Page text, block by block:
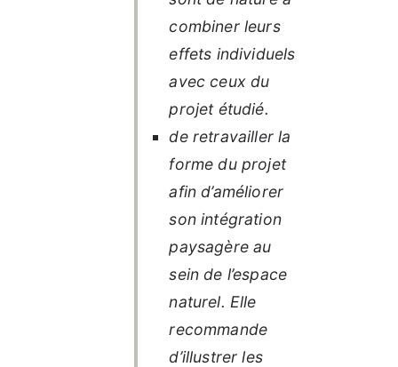
combiner leurs
effets individuels
avec ceux du
projet étudié.
de retravailler la
forme du projet
afin d’améliorer
son intégration
paysagère au
sein de l’espace
naturel. Elle
recommande
d’illustrer les